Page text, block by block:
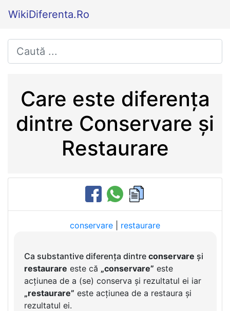
WikiDiferenta.Ro
Care este diferența
dintre Conservare și
Restaurare
conservare restaurare
Ca substantive diferența dintre conservare și
restaurare este că „conservare” este
acțiunea de a (se) conserva și rezultatul ei iar
„restaurare” este acțiunea de a restaura și
rezultatul ei.